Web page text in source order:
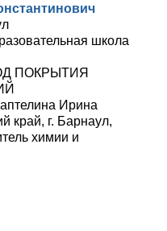
школа
ПОКРЫТИЯ
Ирина
край, г. Барнаул,
химии и